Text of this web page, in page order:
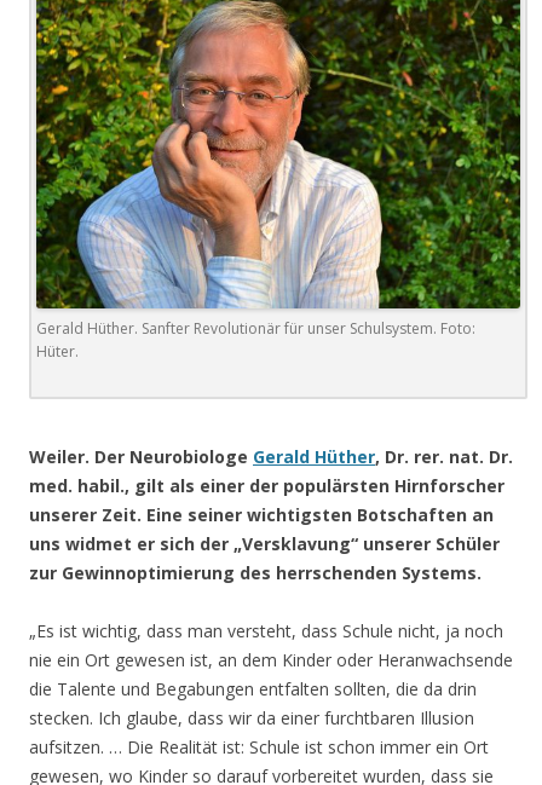
Gerald Hüther. Sanfter Revolutionär für unser Schulsystem. Foto:
Hüter.
Weiler. Der Neurobiologe Gerald Hüther, Dr. rer. nat. Dr.
med. habil., gilt als einer der populärsten Hirnforscher
unserer Zeit. Eine seiner wichtigsten Botschaften an
uns widmet er sich der „Versklavung“ unserer Schüler
zur Gewinnoptimierung des herrschenden Systems.
„Es ist wichtig, dass man versteht, dass Schule nicht, ja noch
nie ein Ort gewesen ist, an dem Kinder oder Heranwachsende
die Talente und Begabungen entfalten sollten, die da drin
stecken. Ich glaube, dass wir da einer furchtbaren Illusion
aufsitzen. … Die Realität ist: Schule ist schon immer ein Ort
gewesen, wo Kinder so darauf vorbereitet wurden, dass sie